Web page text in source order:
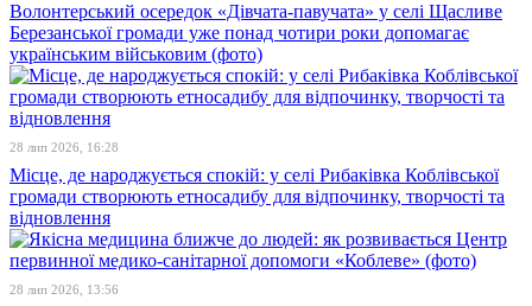
Волонтерський осередок «Дівчата-павучата» у селі Щасливе
Березанської громади уже понад чотири роки допомагає
українським військовим (фото)
28 лип 2026, 16:28
Місце, де народжується спокій: у селі Рибаківка Коблівської
громади створюють етносадибу для відпочинку, творчості та
відновлення
28 лип 2026, 13:56